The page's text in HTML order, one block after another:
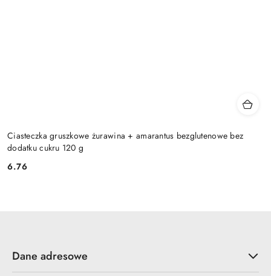
Ciasteczka gruszkowe żurawina + amarantus bezglutenowe bez
dodatku cukru 120 g
Cena:
6.76
Dane adresowe